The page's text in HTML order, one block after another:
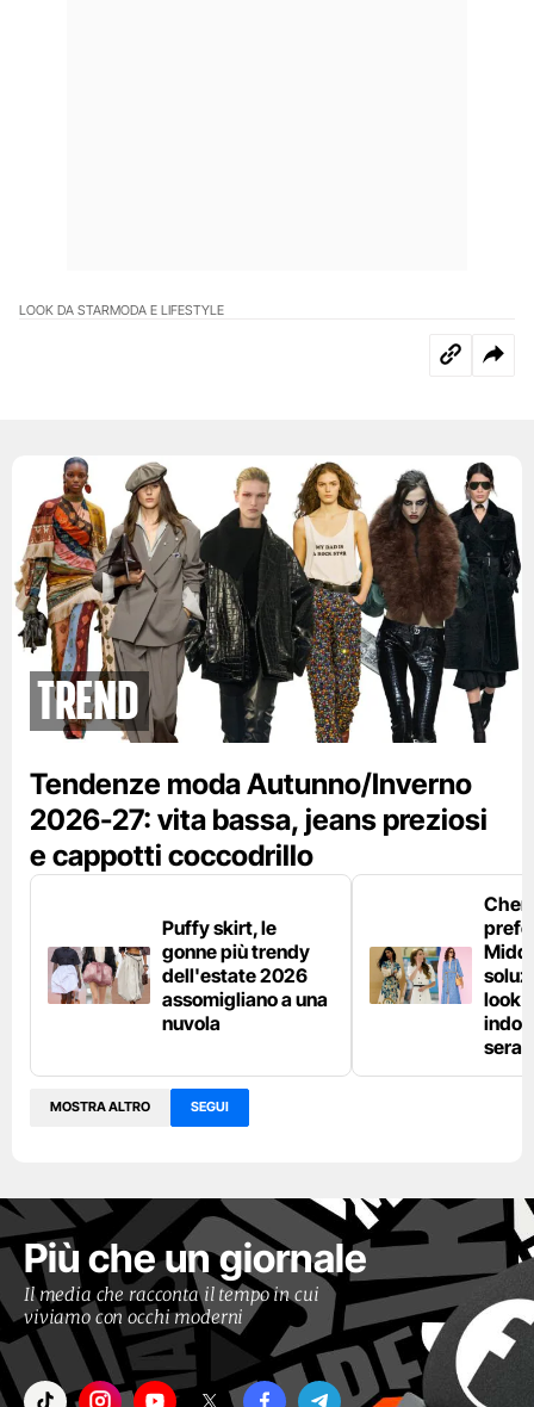
LOOK DA STARMODA E LIFESTYLE
Trend
Tendenze moda Autunno/Inverno
2026-27: vita bassa, jeans preziosi
e cappotti coccodrillo
Puffy skirt, le
gonne più trendy
dell'estate 2026
assomigliano a una
nuvola
look
sera
MOSTRA ALTRO SEGUI
Più che un giornale
Il media che racconta il tempo in cui
viviamo con occhi moderni